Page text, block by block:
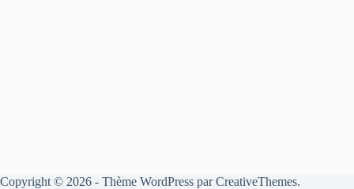
Copyright © 2026 - Thème WordPress parCreativeThemes.